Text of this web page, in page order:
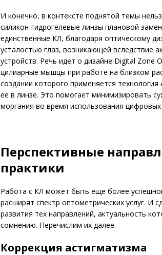
И конечно, в контексте поднятой темы
силикон-гидрогелевые линзы плановой
единственные КЛ, благодаря оптическому
усталостью глаз, возникающей вследствие
устройств. Речь идет о дизайне Digital Zone
цилиарные мышцы при работе на близком
создании которого применяется
ее в линзе. Это помогает минимизировать
моргания во время использования цифровых
Перспективные
практики
Работа с КЛ может быть еще более
расширят спектр оптометричес­ких услуг. И
развития тех направлений, актуальность
сомнению. Перечислим их далее.
Коррекция астигматизма